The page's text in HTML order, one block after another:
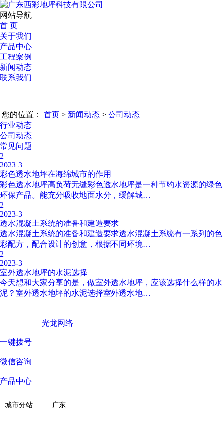
网站导航
首 页
关于我们
产品中心
工程案例
新闻动态
联系我们
您的位置： 首页 > 新闻动态 > 公司动态
行业动态
公司动态
常见问题
2
2023-3
彩色透水地坪在海绵城市的作用
彩色透水地坪高负荷无缝彩色透水地坪是一种节约水资源的绿色
环保产品。能充分吸收地面水分，缓解城…
2
2023-3
​透水混凝土系统的准备和建造要求
透水混凝土系统的准备和建造要求透水混凝土系统有一系列的色
彩配方，配合设计的创意，根据不同环境…
2
2023-3
室外透水地坪的水泥选择
今天想和大家分享的是，做室外透水地坪，应该选择什么样的水
泥？室外透水地坪的水泥选择室外透水地…
光龙网络
一键拨号
微信咨询
产品中心
关于我们
城市分站 广东